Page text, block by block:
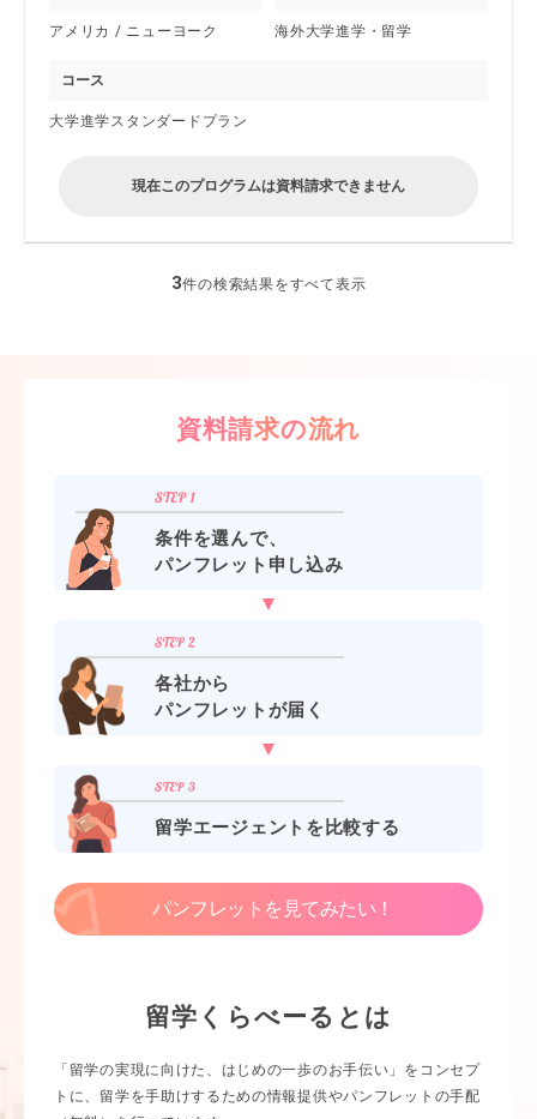
アメリカ / ニューヨーク 海外大学進学・留学
コース
大学進学スタンダードプラン
現在このプログラムは資料請求できません
3件の検索結果をすべて表示
資料請求の流れ
条件を選んで、
パンフレット申し込み
各社から
パンフレットが届く
留学エージェントを比較する
パンフレットを見てみたい！
留学くらべーるとは
「留学の実現に向けた、はじめの一歩のお手伝い」をコンセプ
トに、留学を手助けするための情報提供やパンフレットの手配